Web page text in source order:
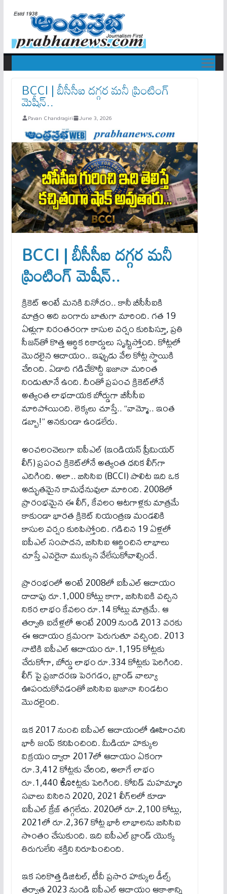
BCCI | బీసీసీఐ ద‌గ్గ‌ర మ‌నీ ప్రింటింగ్
మెషీన్‌..
Pavan Chandragiri June 3, 2026
BCCI | బీసీసీఐ ద‌గ్గ‌ర మ‌నీ
ప్రింటింగ్ మెషీన్‌..
క్రికెట్ అంటే మ‌న‌కి వినోదం.. కానీ బీసీసీఐకి
మాత్రం అది బంగారు బాతుగా మారింది. గత 19
ఏళ్లుగా నిరంతరంగా కాసుల వర్షం కురిపిస్తూ, ప్రతి
సీజన్‌తో కొత్త ఆర్థిక రికార్డులు సృష్టిస్తోంది. కోట్లలో
మొదలైన ఆదాయం.. ఇప్పుడు వేల కోట్ల స్థాయికి
చేరింది. ఏడాది గడిచేకొద్దీ ఖజానా మరింత
నిండుతూనే ఉంది. దీంతో ప్రపంచ క్రికెట్‌లోనే
అత్యంత లాభదాయక బోర్డుగా బీసీసీఐ
మారిపోయింది. లెక్కలు చూస్తే.. “వామ్మో.. ఇంత
డబ్బా!” అనకుండా ఉండలేరు.
అంచ‌లంచెలుగా ఐపీఎల్ (ఇండియన్ ప్రీమియర్
లీగ్) ప్రపంచ క్రికెట్‌లోనే అత్యంత ధనిక లీగ్‌గా
ఎదిగింది. అలా.. బిసిసిఐ (BCCI) పాలిట ఇది ఒక
అద్భుతమైన కామధేనువులా మారింది. 2008లో
ప్రారంభమైన ఈ లీగ్, కేవలం ఆటగాళ్లకు మాత్రమే
కాకుండా భారత క్రికెట్ నియంత్రణ మండలికి
కాసుల వర్షం కురిపిస్తోంది. గడిచిన 19 ఏళ్లలో
ఐపీఎల్ సంపాదన, బిసిసిఐ ఆర్జించిన లాభాలు
చూస్తే ఎవరైనా ముక్కున వేలేసుకోవాల్సిందే.
ప్రారంభంలో అంటే 2008లో ఐపీఎల్ ఆదాయం
దాదాపు రూ.1,000 కోట్లు కాగా, బిసిసిఐకి వచ్చిన
నికర లాభం కేవలం రూ.14 కోట్లు మాత్రమే. ఆ
తర్వాతి ఐదేళ్లలో అంటే 2009 నుండి 2013 వరకు
ఈ ఆదాయం క్రమంగా పెరుగుతూ వచ్చింది. 2013
నాటికి ఐపీఎల్ ఆదాయం రూ.1,195 కోట్లకు
చేరుకోగా, బోర్డు లాభం రూ.334 కోట్లకు పెరిగింది.
లీగ్ పై ప్రజాదరణ పెరగడం, బ్రాండ్ వాల్యూ
ఊపందుకోవడంతో బిసిసిఐ ఖజానా నిండటం
మొదలైంది.
ఇక‌ 2017 నుంచి ఐపీఎల్ ఆదాయంలో ఊహించని
భారీ జంప్ కనిపించింది. మీడియా హక్కుల
విక్రయం ద్వారా 2017లో ఆదాయం ఏకంగా
రూ.3,412 కోట్లకు చేరింది, అలాగే లాభం
రూ.1,440 ಕೋట్లకు పెరిగింది. కోవిడ్ మహమ్మారి
సవాలు విసిరిన 2020, 2021 లీగ్‌లలో కూడా
ఐపీఎల్ క్రేజ్ తగ్గలేదు. 2020లో రూ.2,100 కోట్లు,
2021లో రూ.2,367 కోట్ల భారీ లాభాలను బిసిసిఐ
సొంతం చేసుకుంది. ఇది ఐపీఎల్ బ్రాండ్ యొక్క
తిరుగులేని శక్తిని నిరూపించింది.
ఇక సరికొత్త డిజిటల్, టీవీ ప్రసార హక్కుల డీల్స్
తర్వాత 2023 నుండి ఐపీఎల్ ఆదాయం ఆకాశాన్ని